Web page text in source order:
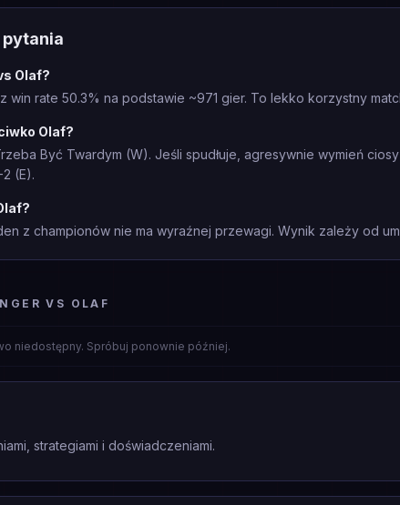
Olaf?
win rate 50.3% na podstawie ~971 gier. To lekko korzystny
Olaf?
Być Twardym (W). Jeśli spudłuje, agresywnie wymień
(E).
z championów nie ma wyraźnej przewagi. Wynik zależy od
VS OLAF
niedostępny. Spróbuj ponownie później.
strategiami i doświadczeniami.